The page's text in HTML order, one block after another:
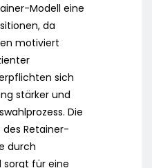
Modell eine
da
motiviert
sich
stärker und
Die
Retainer-
durch
sorgt für eine